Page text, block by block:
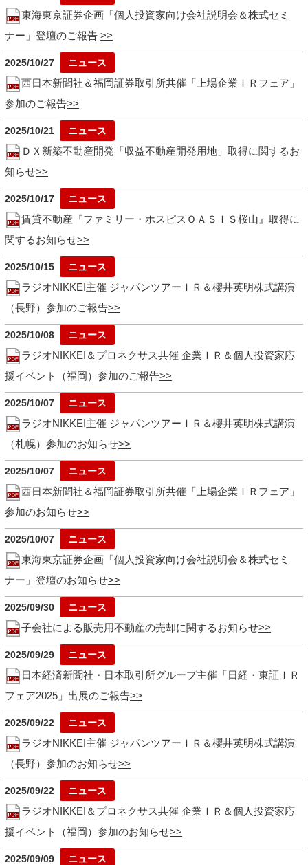
東海東京証券企画「個人投資家向け会社説明会＆株式セミ
ナー」登壇のご報告
2025/10/27
西日本新聞社＆福岡証券取引所共催「上場企業ＩＲフェア」
参加のご報告
2025/10/21
ＤＸ新築不動産開発「収益不動産開発用地」取得に関するお
知らせ
2025/10/17
賃貸不動産『ファミリー・ホスピスＯＡＳＩＳ桜山』取得に
関するお知らせ
2025/10/15
ラジオNIKKEI主催 ジャパンツアーＩＲ＆櫻井英明株式講演
（長野）参加のご報告
2025/10/08
ラジオNIKKEI＆プロネクサス共催 企業ＩＲ＆個人投資家応
援イベント（福岡）参加のご報告
2025/10/07
ラジオNIKKEI主催 ジャパンツアーＩＲ＆櫻井英明株式講演
（札幌）参加のお知らせ
2025/10/07
西日本新聞社＆福岡証券取引所共催「上場企業ＩＲフェア」
参加のお知らせ
2025/10/07
東海東京証券企画「個人投資家向け会社説明会＆株式セミ
ナー」登壇のお知らせ
2025/09/30
子会社による販売用不動産の売却に関するお知らせ
2025/09/29
日本経済新聞社・日本取引所グループ主催「日経・東証ＩＲ
フェア2025」出展のご報告
2025/09/22
ラジオNIKKEI主催 ジャパンツアーＩＲ＆櫻井英明株式講演
（長野）参加のお知らせ
2025/09/22
ラジオNIKKEI＆プロネクサス共催 企業ＩＲ＆個人投資家応
援イベント（福岡）参加のお知らせ
2025/09/09